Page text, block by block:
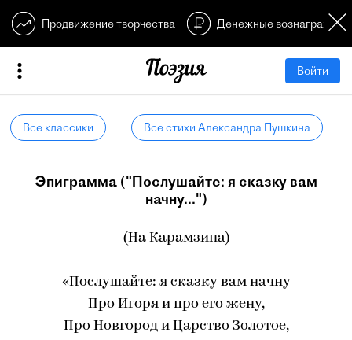
Продвижение творчества Денежные
Войти
Все классики Все стихи Александра Пушкина
Эпиграмма ("Послушайте: я сказку вам
начну...")
(На Карамзина)
«Послушайте: я сказку вам начну
Про Игоря и про его жену,
Про Новгород и Царство Золотое,